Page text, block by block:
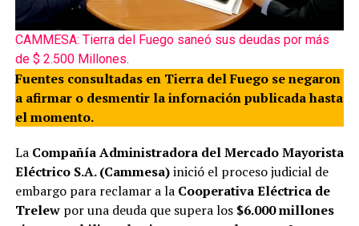
CAMMESA: Tierra del Fuego saneó sus deudas por más
de $ 2.500 Millones.
Fuentes consultadas en Tierra del Fuego se negaron
a afirmar o desmentir la infornación publicada hasta
el momento.
LaCompañía Administradora del Mercado Mayorista
Eléctrico S.A. (Cammesa)inició el proceso judicial de
embargo para reclamar a laCooperativa Eléctrica de
Trelewpor una deuda que supera los $6.000 millones